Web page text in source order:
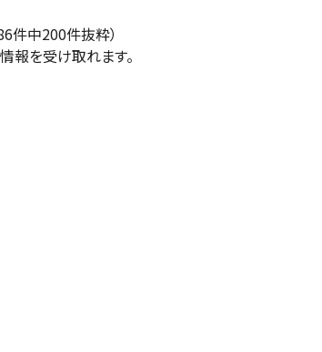
件中200件抜粋）
報を受け取れます。